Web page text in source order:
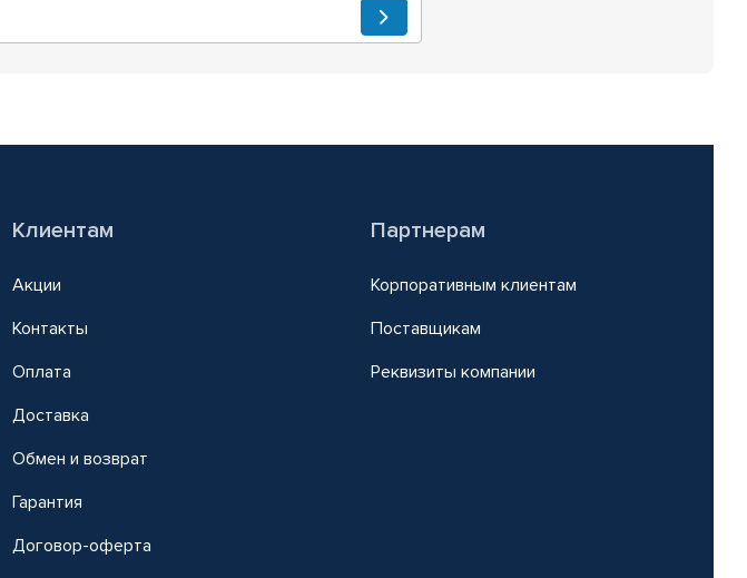
Клиентам
Акции
Контакты
Оплата
Доставка
Обмен и возврат
Гарантия
Договор-оферта
Партнерам
Корпоративным клиентам
Поставщикам
Реквизиты компании